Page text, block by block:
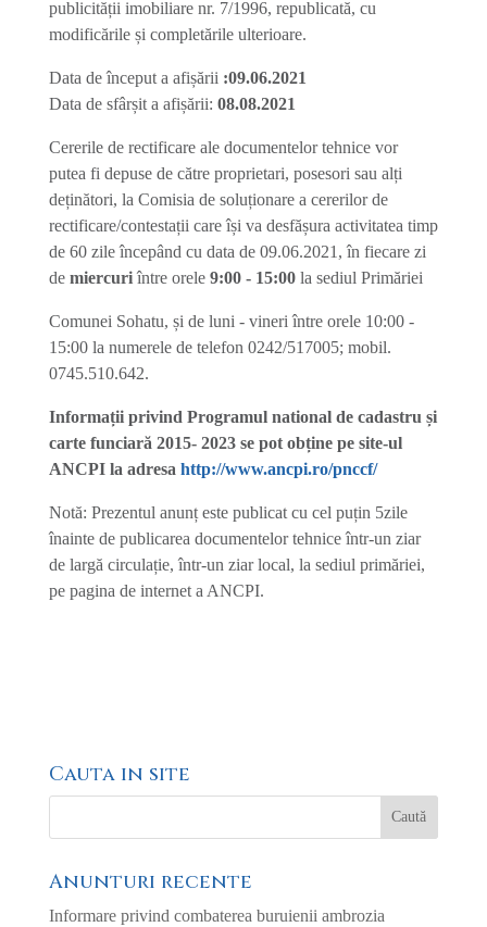
publicității imobiliare nr. 7/1996, republicată, cu
modificările și completările ulterioare.
Data de început a afișării :09.06.2021
Data de sfârșit a afișării: 08.08.2021
Cererile de rectificare ale documentelor tehnice vor
putea fi depuse de către proprietari, posesori sau alți
deținători, la Comisia de soluționare a cererilor de
rectificare/contestații care își va desfășura activitatea timp
de 60 zile începând cu data de 09.06.2021, în fiecare zi
de miercuriîntre orele 9:00 - 15:00 la sediul Primăriei
Comunei Sohatu, și de luni - vineri între orele 10:00 -
15:00 la numerele de telefon 0242/517005; mobil.
0745.510.642.
Informații privind Programul national de cadastru și
carte funciară 2015- 2023 se pot obține pe site-ul
ANCPI la adresa http://www.ancpi.ro/pnccf/
Notă: Prezentul anunț este publicat cu cel puțin 5zile
înainte de publicarea documentelor tehnice într-un ziar
de largă circulație, într-un ziar local, la sediul primăriei,
pe pagina de internet a ANCPI.
Cauta in site
Anunturi recente
Informare privind combaterea buruienii ambrozia